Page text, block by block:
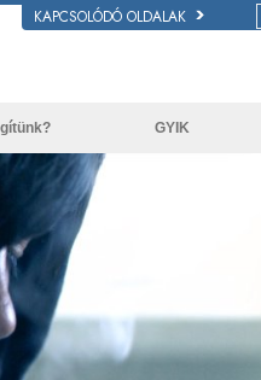
KAPCSOLÓDÓ OLDALAK
GYIK
Kezdőkönyvek